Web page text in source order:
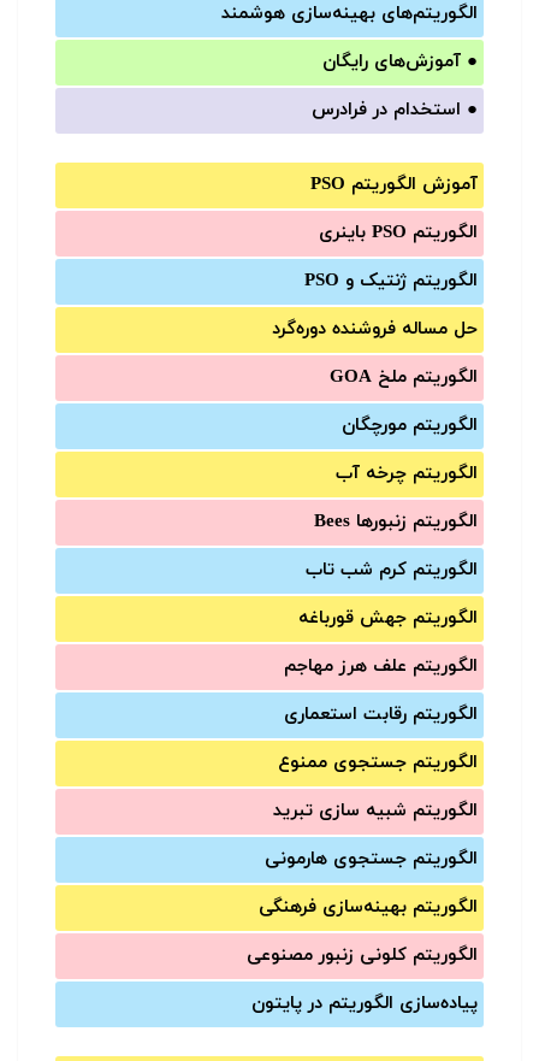
الگوریتم‌های بهینه‌سازی هوشمند
● آموزش‌های رایگان
● استخدام در فرادرس
آموزش الگوریتم PSO
الگوریتم PSO باینری
الگوریتم ژنتیک و PSO
حل مساله فروشنده دوره‌گرد
الگوریتم ملخ GOA
الگوریتم مورچگان
الگوریتم چرخه آب
الگوریتم زنبورها Bees
الگوریتم کرم شب تاب
الگوریتم جهش قورباغه
الگوریتم علف هرز مهاجم
الگوریتم رقابت استعماری
الگوریتم جستجوی ممنوع
الگوریتم شبیه سازی تبرید
الگوریتم جستجوی هارمونی
الگوریتم بهینه‌سازی فرهنگی
الگوریتم کلونی زنبور مصنوعی
پیاده‌سازی الگوریتم در پایتون